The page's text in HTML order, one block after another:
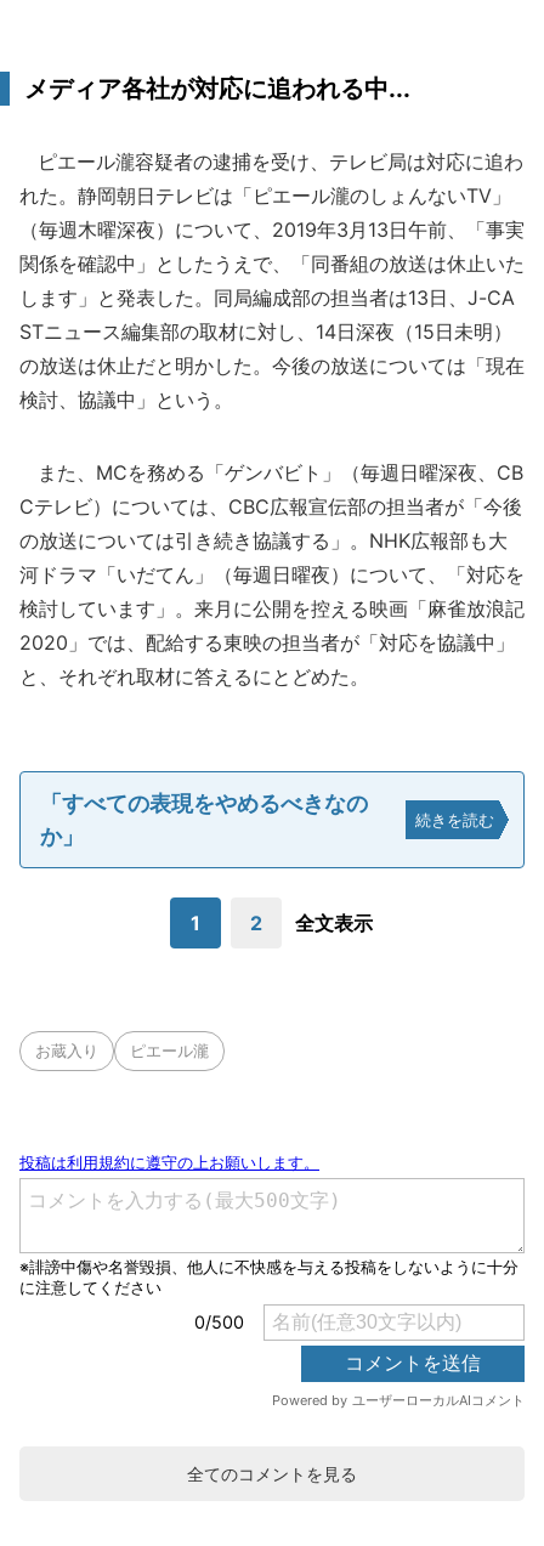
メディア各社が対応に追われる中...
ピエール瀧容疑者の逮捕を受け、テレビ局は対応に追わ
れた。静岡朝日テレビは「ピエール瀧のしょんないTV」
（毎週木曜深夜）について、2019年3月13日午前、「事実
関係を確認中」としたうえで、「同番組の放送は休止いた
します」と発表した。同局編成部の担当者は13日、J-CA
STニュース編集部の取材に対し、14日深夜（15日未明）
の放送は休止だと明かした。今後の放送については「現在
検討、協議中」という。
また、MCを務める「ゲンバビト」（毎週日曜深夜、CB
Cテレビ）については、CBC広報宣伝部の担当者が「今後
の放送については引き続き協議する」。NHK広報部も大
河ドラマ「いだてん」（毎週日曜夜）について、「対応を
検討しています」。来月に公開を控える映画「麻雀放浪記
2020」では、配給する東映の担当者が「対応を協議中」
と、それぞれ取材に答えるにとどめた。
「すべての表現をやめるべきなの
か」
続きを読む
1 2 全文表示
お蔵入り ピエール瀧
全てのコメントを見る